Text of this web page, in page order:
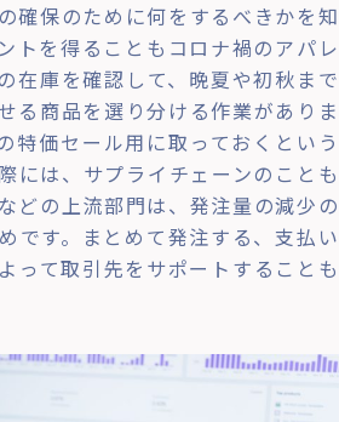
確保のために何をするべきかを知
トを得ることもコロナ禍のアパレ
在庫を確認して、晩夏や初秋まで
る商品を選り分ける作業がありま
特価セール用に取っておくという
には、サプライチェーンのことも
どの上流部門は、発注量の減少の
です。まとめて発注する、支払い
って取引先をサポートすることも